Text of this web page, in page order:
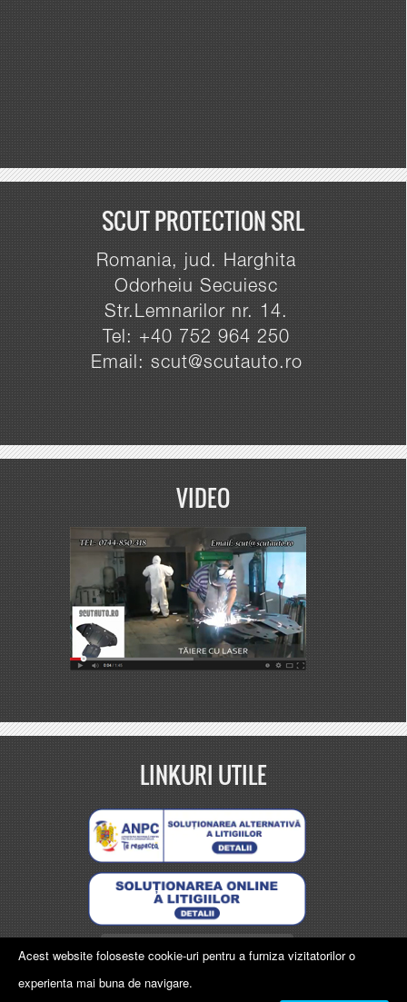
SCUT PROTECTION SRL
Romania, jud. Harghita
Odorheiu Secuiesc
Str.Lemnarilor nr. 14.
Tel: +40 752 964 250
Email: scut@scutauto.ro
VIDEO
LINKURI UTILE
Acest website foloseste cookie-uri pentru a furniza vizitatorilor o
experienta mai buna de navigare.